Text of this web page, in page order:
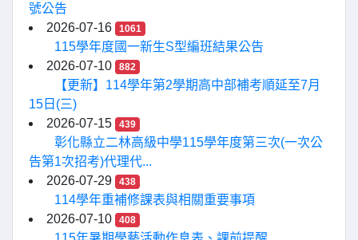
號公告
2026-07-16
1061
115學年度國一新生S型編班結果公告
2026-07-10
882
【更新】114學年第2學期高中部補考順延至7月
15日(三)
2026-07-15
439
彰化縣立二林高級中學115學年度第三次(一次公
告第1次招考)代理代...
2026-07-29
438
114學年重補修課表與相關重要事項
2026-07-10
408